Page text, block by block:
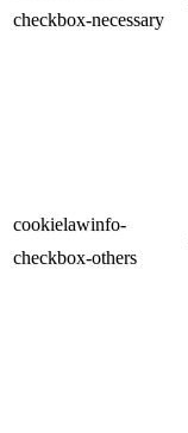
checkbox-necessary
cookielawinfo-
checkbox-others